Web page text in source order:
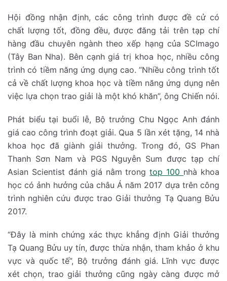
Hội đồng nhận định, các công trình được đề cử có
chất lượng tốt, đồng đều, được đăng tải trên tạp chí
hàng đầu chuyên ngành theo xếp hạng của SCImago
(Tây Ban Nha). Bên cạnh giá trị khoa học, nhiều công
trình có tiềm năng ứng dụng cao. “Nhiều công trình tốt
cả về chất lượng khoa học và tiềm năng ứng dụng nên
việc lựa chọn trao giải là một khó khăn”, ông Chiến nói.
Phát biểu tại buổi lễ, Bộ trưởng Chu Ngọc Anh đánh
giá cao công trình đoạt giải. Qua 5 lần xét tặng, 14 nhà
khoa học đã giành giải thưởng. Trong đó, GS Phan
Thanh Sơn Nam và PGS Nguyễn Sum được tạp chí
Asian Scientist đánh giá nằm trongtop 100 nhà khoa
học có ảnh hưởng của châu Á năm 2017 dựa trên công
trình nghiên cứu được trao Giải thưởng Tạ Quang Bửu
2017.
“Đây là minh chứng xác thực khẳng định Giải thưởng
Tạ Quang Bửu uy tín, được thừa nhận, tham khảo ở khu
vực và quốc tế”, Bộ trưởng đánh giá. Lĩnh vực được
xét chọn, trao giải thưởng cũng ngày càng được mở